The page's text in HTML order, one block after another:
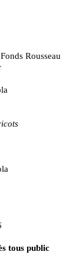
Rousseau
tous public